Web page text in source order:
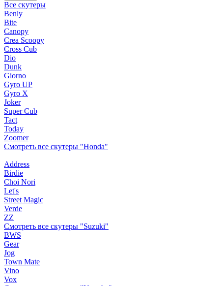
Все скутеры
Benly
Bite
Canopy
Crea Scoopy
Cross Cub
Dio
Dunk
Giorno
Gyro UP
Gyro X
Joker
Super Cub
Tact
Today
Zoomer
Смотреть все скутеры "Honda"
Address
Birdie
Choi Nori
Let's
Street Magic
Verde
ZZ
Смотреть все скутеры "Suzuki"
BWS
Gear
Jog
Town Mate
Vino
Vox